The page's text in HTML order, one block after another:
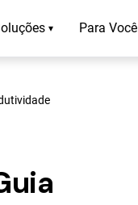
▾ Para Você